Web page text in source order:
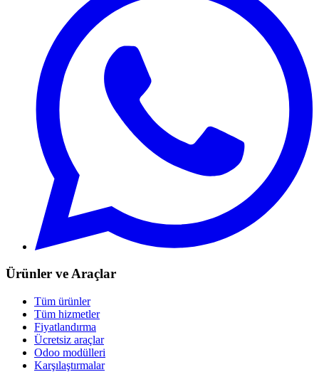
Ürünler ve Araçlar
Tüm ürünler
Tüm hizmetler
Fiyatlandırma
Ücretsiz araçlar
Odoo modülleri
Karşılaştırmalar